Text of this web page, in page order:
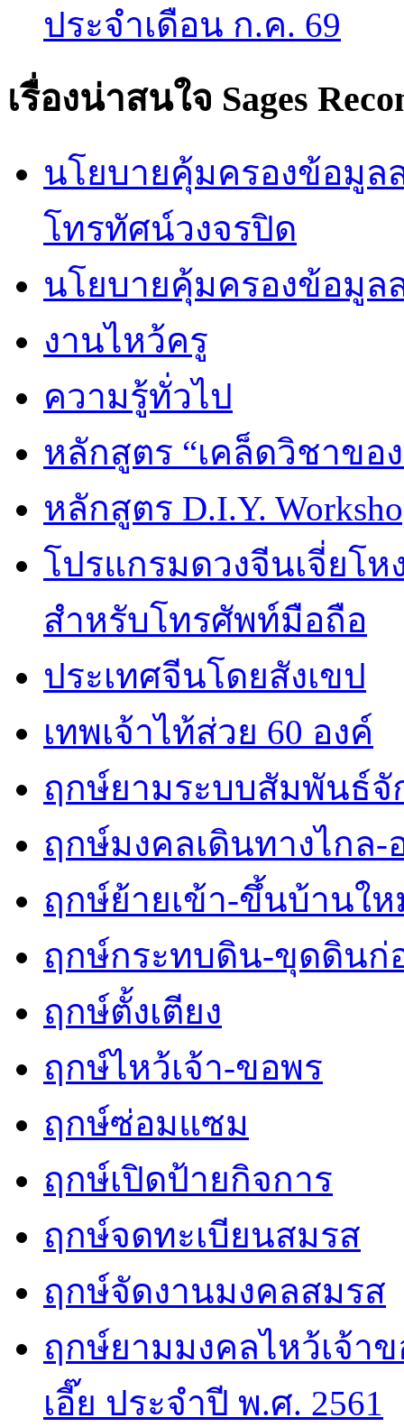
ประจำเดือน ก.ค. 69
เรื่องน่าสนใจ Sages
นโยบายคุ้มครองข้อมูล
โทรทัศน์วงจรปิด
นโยบายคุ้มครองข้อมูล
งานไหว้ครู
ความรู้ทั่วไป
หลักสูตร “เคล็ดวิชาขอ
หลักสูตร D.I.Y.
โปรแกรมดวงจีนเจี่ยโห
สำหรับโทรศัพท์มือถือ
ประเทศจีนโดยสังเขป
เทพเจ้าไท้ส่วย 60 องค์
ฤกษ์ยามระบบสัมพันธ์จั
ฤกษ์มงคลเดินทางไกล-
ฤกษ์ย้ายเข้า-ขึ้นบ้านใ
ฤกษ์กระทบดิน-ขุดดินก่
ฤกษ์ตั้งเตียง
ฤกษ์ไหว้เจ้า-ขอพร
ฤกษ์ซ่อมแซม
ฤกษ์เปิดป้ายกิจการ
ฤกษ์จดทะเบียนสมรส
ฤกษ์จัดงานมงคลสมรส
ฤกษ์ยามมงคลไหว้เจ้า
เอี๊ย ประจำปี พ.ศ. 2561